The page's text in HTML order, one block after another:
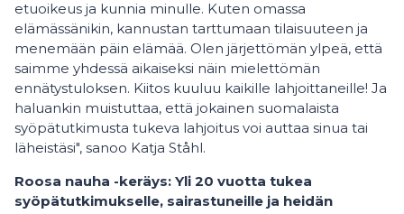
etuoikeus ja kunnia minulle. Kuten omassa
elämässänikin, kannustan tarttumaan tilaisuuteen ja
menemään päin elämää. Olen järjettömän ylpeä, että
saimme yhdessä aikaiseksi näin mielettömän
ennätystuloksen. Kiitos kuuluu kaikille lahjoittaneille! Ja
haluankin muistuttaa, että jokainen suomalaista
syöpätutkimusta tukeva lahjoitus voi auttaa sinua tai
läheistäsi", sanoo Katja Ståhl.
Roosa nauha -keräys: Yli 20 vuotta tukea
syöpätutkimukselle, sairastuneille ja heidän